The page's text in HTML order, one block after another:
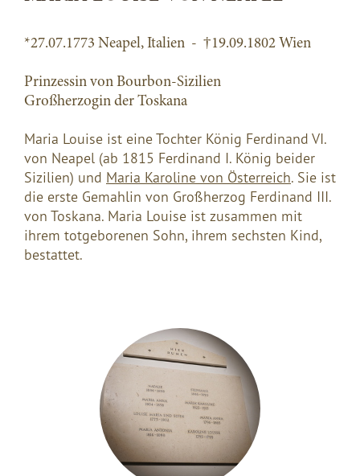
*27.07.1773 Neapel, Italien - †19.09.1802 Wien
Prinzessin von Bourbon-Sizilien
Großherzogin der Toskana
Maria Louise ist eine Tochter König Ferdinand VI.
von Neapel (ab 1815 Ferdinand I. König beider
Sizilien) und Maria Karoline von Österreich. Sie ist
die erste Gemahlin von Großherzog Ferdinand III.
von Toskana. Maria Louise ist zusammen mit
ihrem totgeborenen Sohn, ihrem sechsten Kind,
bestattet.